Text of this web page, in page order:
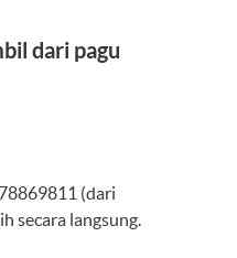
dari pagu
(dari
secara langsung.